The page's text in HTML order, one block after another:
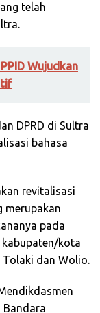
telah
Wujudkan
DPRD di Sultra
bahasa
revitalisasi
merupakan
pada
kota
Tolaki dan Wolio.
Bandara